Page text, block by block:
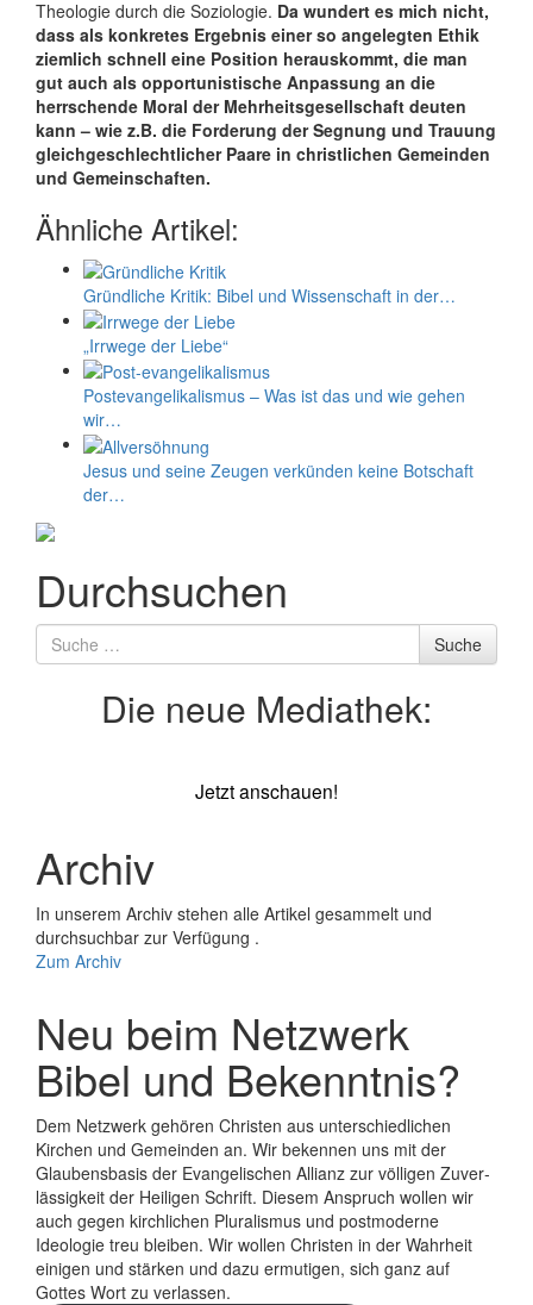
Theologie durch die Soziologie. Da wundert es mich nicht,
dass als konkretes Ergebnis einer so angelegten Ethik
ziemlich schnell eine Position herauskommt, die man
gut auch als opportunistische Anpassung an die
herrschende Moral der Mehrheitsgesellschaft deuten
kann – wie z.B. die Forderung der Segnung und Trauung
gleichgeschlechtlicher Paare in christlichen Gemeinden
und Gemeinschaften.
Ähnliche Artikel:
Gründliche Kritik: Bibel und Wissenschaft in der…
„Irrwege der Liebe“
Postevangelikalismus – Was ist das und wie gehen
wir…
Jesus und seine Zeugen verkünden keine Botschaft
der…
Durchsuchen
Suche
nach
Suche
Die neue Mediathek:
Jetzt anschauen!
Archiv
In unserem Archiv stehen alle Artikel gesammelt und
durchsuchbar zur Verfügung .
Zum Archiv
Neu beim Netzwerk
Bibel und Bekenntnis?
Dem Netzwerk gehören Christen aus unterschiedlichen
Kirchen und Gemeinden an. Wir bekennen uns mit der
Glaubens­basis der Evange­lischen Allianz zur völligen Zuver­
lässigkeit der Heiligen Schrift. Diesem Anspruch wollen wir
auch gegen kirchlichen Plura­lismus und post­moderne
Ideologie treu bleiben. Wir wollen Christen in der Wahrheit
einigen und stärken und dazu ermutigen, sich ganz auf
Gottes Wort zu verlassen.